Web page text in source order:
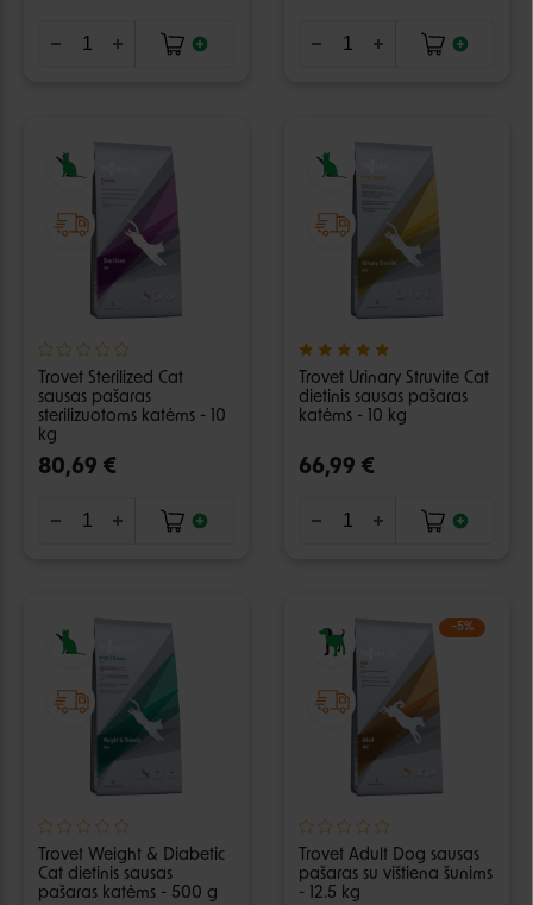
Trovet Sterilized Cat
sausas pašaras
sterilizuotoms katėms - 10
kg
80,69 €
Trovet Urinary Struvite Cat
dietinis sausas pašaras
katėms - 10 kg
66,99 €
Trovet Weight & Diabetic
Cat dietinis sausas
pašaras katėms - 500 g
−5%
Trovet Adult Dog sausas
pašaras su vištiena šunims
- 12.5 kg